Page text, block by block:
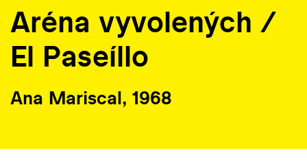
Aréna vyvolených /
El Paseíllo
Ana Mariscal, 1968